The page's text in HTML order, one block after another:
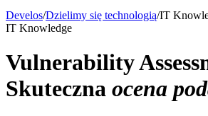
Develos/Dzielimy się technologią/IT
IT Knowledge
Vulnerability
Skuteczna ocena